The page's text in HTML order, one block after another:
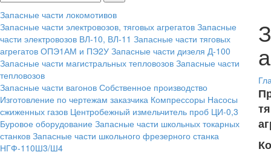
Запасные части локомотивов
Запасные части электровозов, тяговых агрегатов Запасные
части электровозов ВЛ-10, ВЛ-11 Запасные части тяговых
агрегатов ОПЭ1АМ и ПЭ2У Запасные части дизеля Д-100
Запасные части магистральных тепловозов Запасные части
тепловозов
Запасные части вагонов Собственное производство
Изготовление по чертежам заказчика Компрессоры Насосы
сжиженных газов Центробежный измельчитель проб ЦИ-0,3
Буровое оборудование Запасные части школьных токарных
станков Запасные части школьного фрезерного станка
НГФ-110Ш3/Ш4